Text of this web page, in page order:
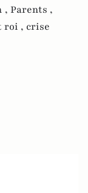
, Parents ,
roi , crise